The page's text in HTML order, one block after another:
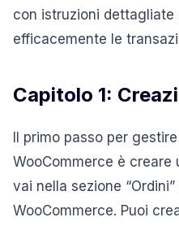
con istruzioni dettagliate
efficacemente le
Capitolo 1:
Il primo passo per
WooCommerce è creare
vai nella sezione
WooCommerce. Puoi